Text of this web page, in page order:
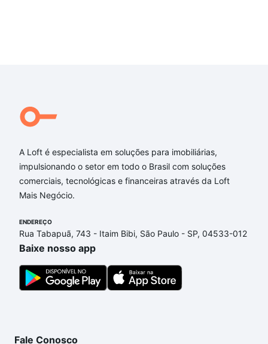
A Loft é especialista em soluções para imobiliárias,
impulsionando o setor em todo o Brasil com soluções
comerciais, tecnológicas e financeiras através da Loft
Mais Negócio.
ENDEREÇO
Rua Tabapuã, 743 - Itaim Bibi, São Paulo - SP, 04533-012
Baixe nosso app
Fale Conosco